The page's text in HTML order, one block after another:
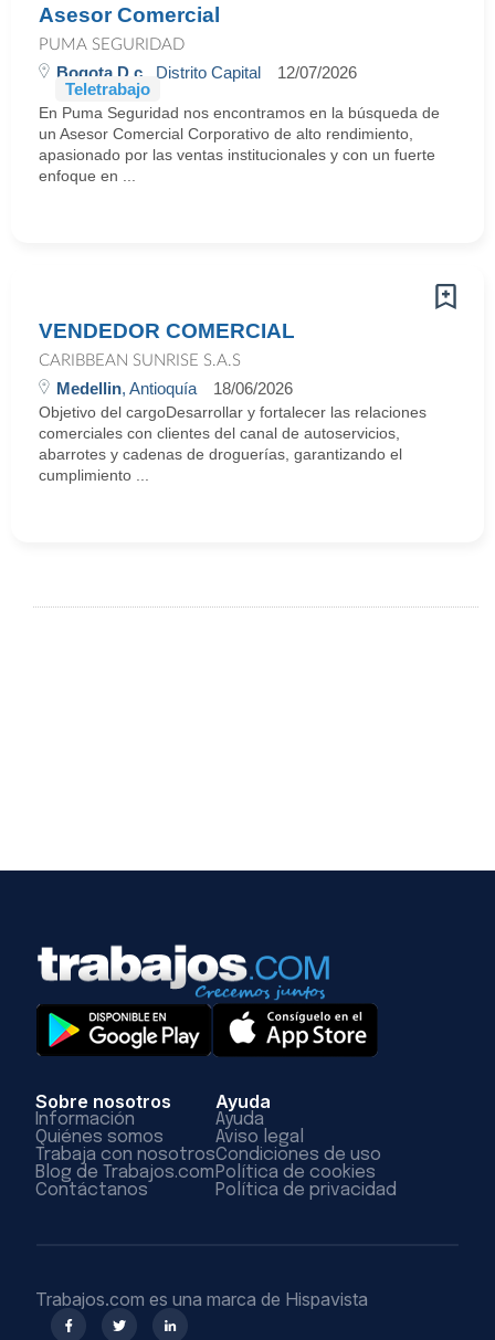
Asesor Comercial
PUMA SEGURIDAD
Bogota D.c. , Distrito Capital
12/07/2026
Teletrabajo
En Puma Seguridad nos encontramos en la búsqueda de
un Asesor Comercial Corporativo de alto rendimiento,
apasionado por las ventas institucionales y con un fuerte
enfoque en ...
VENDEDOR COMERCIAL
CARIBBEAN SUNRISE S.A.S
Medellin, Antioquía 18/06/2026
Objetivo del cargoDesarrollar y fortalecer las relaciones
comerciales con clientes del canal de autoservicios,
abarrotes y cadenas de droguerías, garantizando el
cumplimiento ...
Sobre nosotros
Información
Quiénes somos
Trabaja con nosotros
Blog de Trabajos.com
Contáctanos
Ayuda
Ayuda
Aviso legal
Condiciones de uso
Política de cookies
Política de privacidad
Trabajos.com es una marca de Hispavista